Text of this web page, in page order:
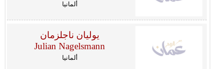
ألمانيا
يوليان ناجلزمان
Julian Nagelsmann
ألمانيا